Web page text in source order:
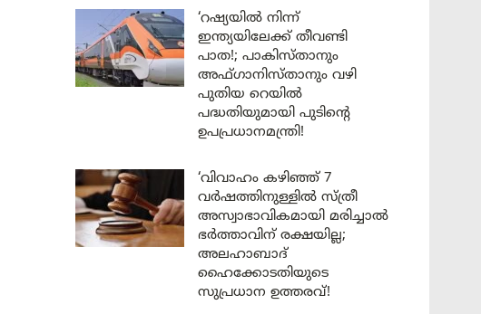
‘റഷ്യയിൽ നിന്ന്
ഇന്ത്യയിലേക്ക് തീവണ്ടി
പാത!; പാകിസ്താനും
അഫ്ഗാനിസ്താനും വഴി
പുതിയ റെയിൽ
പദ്ധതിയുമായി പുടിന്റെ
ഉപപ്രധാനമന്ത്രി!
‘വിവാഹം കഴിഞ്ഞ് 7
വർഷത്തിനുള്ളിൽ സ്ത്രീ
അസ്വാഭാവികമായി മരിച്ചാൽ
ഭർത്താവിന് രക്ഷയില്ല;
അലഹാബാദ്
ഹൈക്കോടതിയുടെ
സുപ്രധാന ഉത്തരവ്!